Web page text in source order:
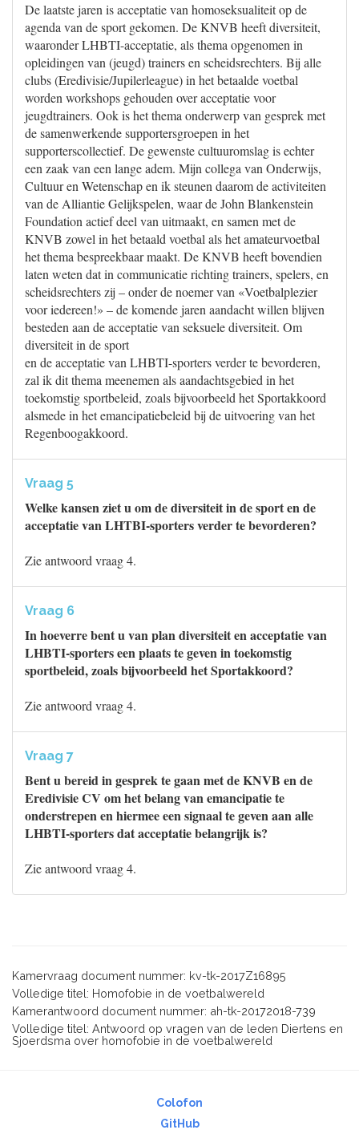
De laatste jaren is acceptatie van homoseksualiteit op de
agenda van de sport gekomen. De KNVB heeft diversiteit,
waaronder LHBTI-acceptatie, als thema opgenomen in
opleidingen van (jeugd) trainers en scheidsrechters. Bij alle
clubs (Eredivisie/Jupilerleague) in het betaalde voetbal
worden workshops gehouden over acceptatie voor
jeugdtrainers. Ook is het thema onderwerp van gesprek met
de samenwerkende supportersgroepen in het
supporterscollectief. De gewenste cultuuromslag is echter
een zaak van een lange adem. Mijn collega van Onderwijs,
Cultuur en Wetenschap en ik steunen daarom de activiteiten
van de Alliantie Gelijkspelen, waar de John Blankenstein
Foundation actief deel van uitmaakt, en samen met de
KNVB zowel in het betaald voetbal als het amateurvoetbal
het thema bespreekbaar maakt. De KNVB heeft bovendien
laten weten dat in communicatie richting trainers, spelers, en
scheidsrechters zij – onder de noemer van «Voetbalplezier
voor iedereen!» – de komende jaren aandacht willen blijven
besteden aan de acceptatie van seksuele diversiteit. Om
diversiteit in de sport
en de acceptatie van LHBTI-sporters verder te bevorderen,
zal ik dit thema meenemen als aandachtsgebied in het
toekomstig sportbeleid, zoals bijvoorbeeld het Sportakkoord
alsmede in het emancipatiebeleid bij de uitvoering van het
Regenboogakkoord.
Vraag 5
Welke kansen ziet u om de diversiteit in de sport en de
acceptatie van LHTBI-sporters verder te bevorderen?
Zie antwoord vraag 4.
Vraag 6
In hoeverre bent u van plan diversiteit en acceptatie van
LHBTI-sporters een plaats te geven in toekomstig
sportbeleid, zoals bijvoorbeeld het Sportakkoord?
Zie antwoord vraag 4.
Vraag 7
Bent u bereid in gesprek te gaan met de KNVB en de
Eredivisie CV om het belang van emancipatie te
onderstrepen en hiermee een signaal te geven aan alle
LHBTI-sporters dat acceptatie belangrijk is?
Zie antwoord vraag 4.
Kamervraag document nummer: kv-tk-2017Z16895
Volledige titel: Homofobie in de voetbalwereld
Kamerantwoord document nummer: ah-tk-20172018-739
Volledige titel: Antwoord op vragen van de leden Diertens en
Sjoerdsma over homofobie in de voetbalwereld
Colofon
GitHub